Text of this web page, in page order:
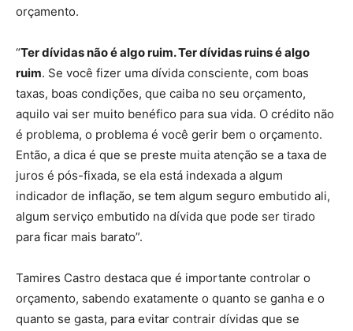
orçamento.
“Ter dívidas não é algo ruim. Ter dívidas ruins é algo
ruim. Se você fizer uma dívida consciente, com boas
taxas, boas condições, que caiba no seu orçamento,
aquilo vai ser muito benéfico para sua vida. O crédito não
é problema, o problema é você gerir bem o orçamento.
Então, a dica é que se preste muita atenção se a taxa de
juros é pós-fixada, se ela está indexada a algum
indicador de inflação, se tem algum seguro embutido ali,
algum serviço embutido na dívida que pode ser tirado
para ficar mais barato”.
Tamires Castro destaca que é importante controlar o
orçamento, sabendo exatamente o quanto se ganha e o
quanto se gasta, para evitar contrair dívidas que se